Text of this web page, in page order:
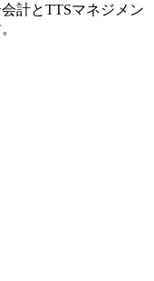
計とTTSマネジメン